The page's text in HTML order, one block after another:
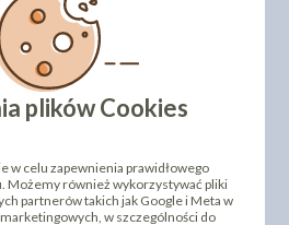
TEŻ
plików Cookies
w celu zapewnienia prawidłowego
Możemy również wykorzystywać pliki
partnerów takich jak Google i Meta w
w szczególności do